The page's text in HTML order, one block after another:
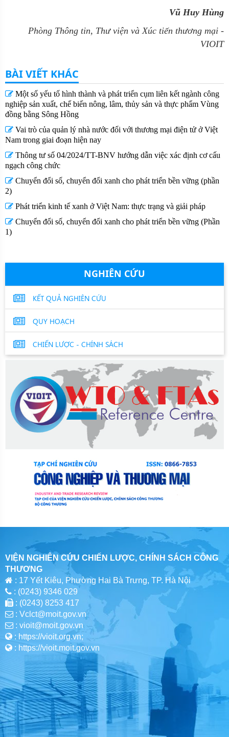
Vũ Huy Hùng
Phòng Thông tin, Thư viện và Xúc tiến thương mại -
VIOIT
BÀI VIẾT KHÁC
Một số yếu tố hình thành và phát triển cụm liên kết ngành công
nghiệp sản xuất, chế biến nông, lâm, thủy sản và thực phẩm Vùng
đồng bằng Sông Hồng
Vai trò của quản lý nhà nước đối với thương mại điện tử ở Việt
Nam trong giai đoạn hiện nay
Thông tư số 04/2024/TT-BNV hướng dẫn việc xác định cơ cấu
ngạch công chức
Chuyển đổi số, chuyển đổi xanh cho phát triển bền vững (phần
2)
Phát triển kinh tế xanh ở Việt Nam: thực trạng và giải pháp
Chuyển đổi số, chuyển đổi xanh cho phát triển bền vững (Phần
1)
NGHIÊN CỨU
KẾT QUẢ NGHIÊN CỨU
QUY HOẠCH
CHIẾN LƯỢC - CHÍNH SÁCH
VIỆN NGHIÊN CỨU CHIẾN LƯỢC, CHÍNH SÁCH CÔNG
THƯƠNG
: 17 Yết Kiêu, Phường Hai Bà Trưng, TP. Hà Nội
: (0243) 9346 029
: (0243) 8253 417
: Vclct@moit.gov.vn
: vioit@moit.gov.vn
: https://vioit.org.vn;
: https://vioit.moit.gov.vn